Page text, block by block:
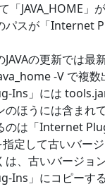
「JAVA_HOME」
パスが「Internet
の更新では最
-V で複数
Ins」には
のほうには含まれ
のは「Internet
指定して古いバー
は、古いバージョ
Ins」にコピーす